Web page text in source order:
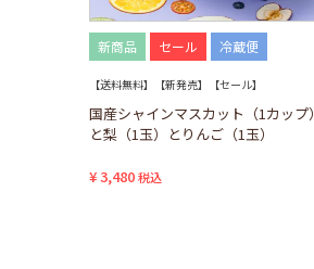
新商品 セール 冷蔵便
【送料無料】【新発売】【セール】
国産シャインマスカット（1カップ）
と梨（1玉）とりんご（1玉）
¥3,480税込